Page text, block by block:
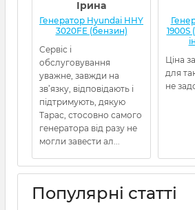
Ірина
Генератор Hyundai HHY
3020FE (бензин)
Сервіс і
обслуговування
уважне, завжди на
зв’язку, відповідають і
підтримують, дякую
Тарас, стосовно самого
генератора від разу не
могли завести ал...
1900S
Ціна
для
не
Популярні статті